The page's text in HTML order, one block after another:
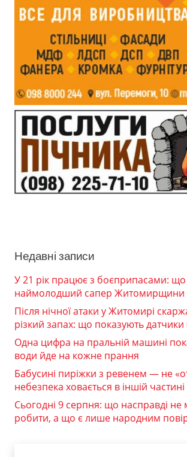
Недавні записи
У 21 рік працює з боєприпасами:
наймолодший сапер Житомирщини
Після нічної атаки у Житомирі
різкий запах: що показують датчики
Одна цифра на пральній машині
води йде на кожне прання
Бабусині пиріжки з ревенем — не
небезпека ховається в іншій
Сьогодні 9 серпня: що насправді
робити, а що є лише народним